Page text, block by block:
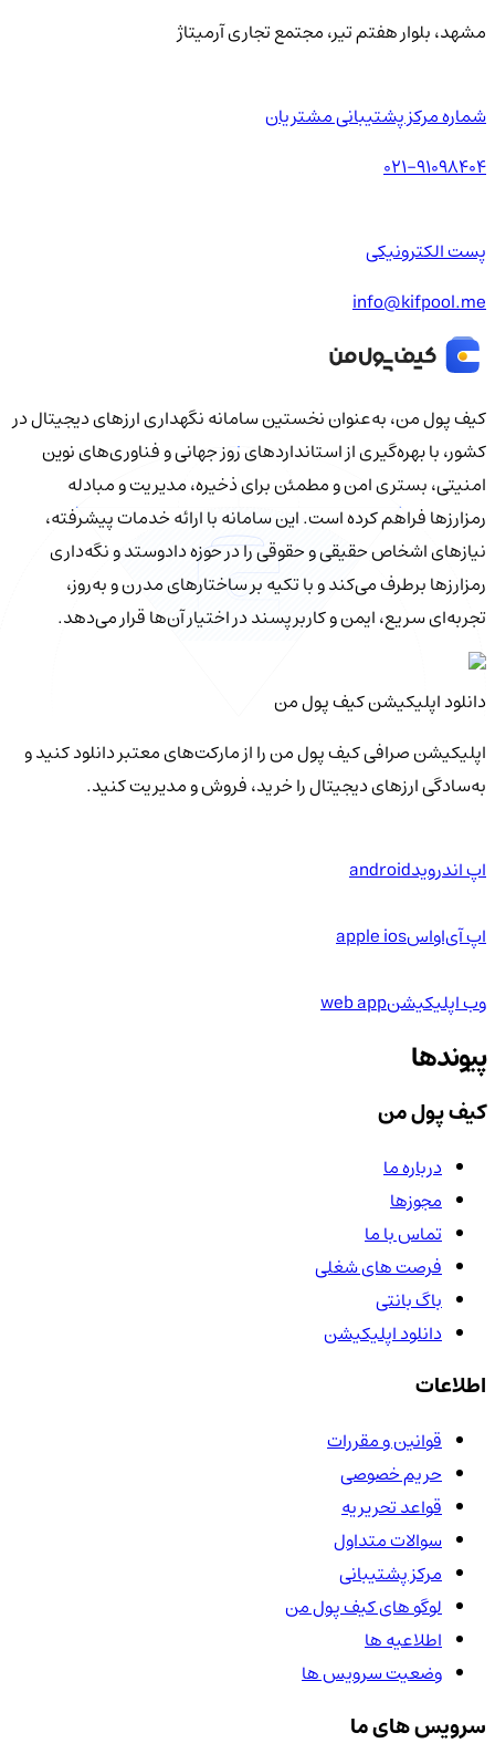
مشهد، بلوار هفتم تیر، مجتمع تجاری آرمیتاژ
شماره مرکز پشتیبانی مشتریان
021-91098404
پست الکترونیکی
info@kifpool.me
کیف‌ پول من، به‌عنوان نخستین سامانه نگهداری ارزهای دیجیتال در
کشور، با بهره‌گیری از استانداردهای روز جهانی و فناوری‌های نوین
امنیتی، بستری امن و مطمئن برای ذخیره، مدیریت و مبادله
رمزارزها فراهم کرده است. این سامانه با ارائه خدمات پیشرفته،
نیازهای اشخاص حقیقی و حقوقی را در حوزه دادوستد و نگه‌داری
رمزارزها برطرف می‌کند و با تکیه بر ساختارهای مدرن و به‌روز،
تجربه‌ای سریع، ایمن و کاربرپسند در اختیار آن‌ها قرار می‌دهد.
دانلود اپلیکیشن کیف‌ پول من
اپلیکیشن صرافی کیف پول من را از مارکت‌های معتبر دانلود کنید و
به‌سادگی ارزهای دیجیتال را خرید، فروش و مدیریت کنید.
اپ اندرویدandroid
اپ آی‌او‌اسapple ios
وب اپلیکیشنweb app
پیوندها
کیف پول من
درباره ما
مجوزها
تماس با ما
فرصت های شغلی
باگ بانتی
دانلود اپلیکیشن
اطلاعات
قوانین و مقررات
حریم خصوصی
قواعد تحریریه
سوالات متداول
مرکز پشتیبانی
لوگو های کیف پول من
اطلاعیه ها
وضعیت سرویس ها
سرویس های ما